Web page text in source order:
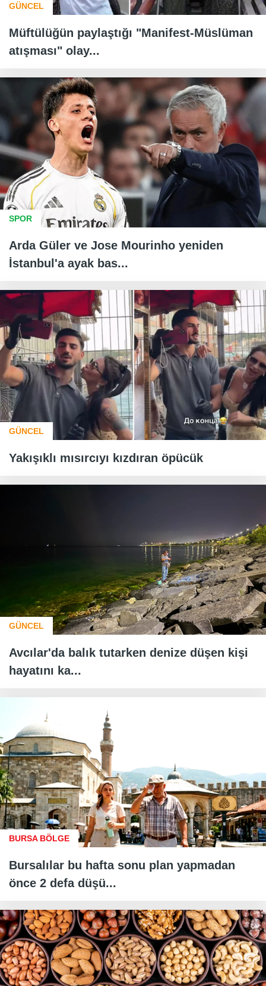
GÜNCEL
Müftülüğün paylaştığı "Manifest-Müslüman
atışması" olay...
SPOR
Arda Güler ve Jose Mourinho yeniden
İstanbul'a ayak bas...
GÜNCEL
Yakışıklı mısırcıyı kızdıran öpücük
GÜNCEL
Avcılar'da balık tutarken denize düşen kişi
hayatını ka...
BURSA BÖLGE
Bursalılar bu hafta sonu plan yapmadan
önce 2 defa düşü...